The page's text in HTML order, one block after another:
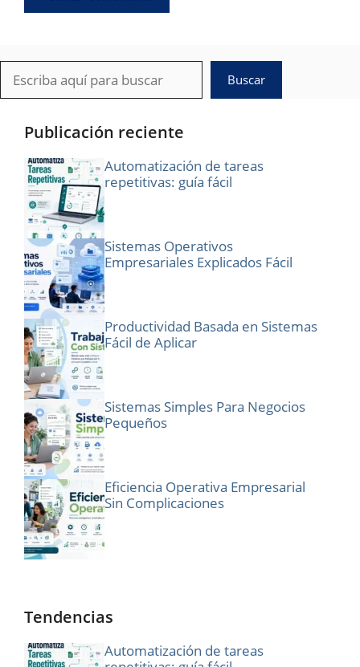
Buscar
Buscar
Publicación reciente
Automatización de tareas
repetitivas: guía fácil
Sistemas Operativos
Empresariales Explicados Fácil
Productividad Basada en Sistemas
Fácil de Aplicar
Sistemas Simples Para Negocios
Pequeños
Eficiencia Operativa Empresarial
Sin Complicaciones
Tendencias
Automatización de tareas